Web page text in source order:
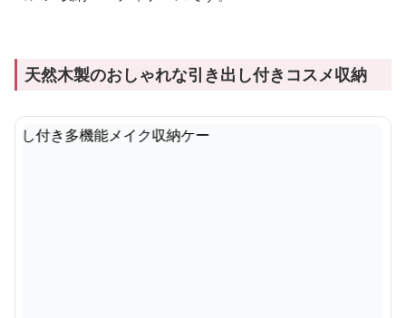
天然木製のおしゃれな引き出し付きコスメ収納